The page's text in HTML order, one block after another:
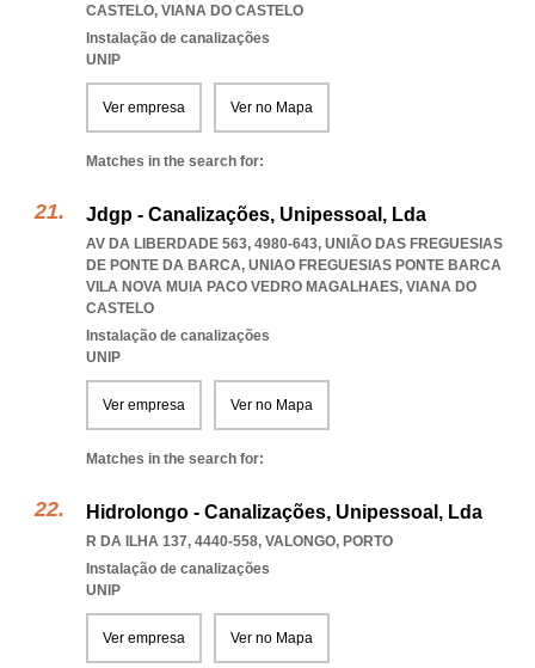
CASTELO, VIANA DO CASTELO
Instalação de canalizações
UNIP
Ver empresa Ver no Mapa
Matches in the search for:
Jdgp - Canalizações, Unipessoal, Lda
AV DA LIBERDADE 563, 4980-643, UNIÃO DAS FREGUESIAS
DE PONTE DA BARCA, UNIAO FREGUESIAS PONTE BARCA
VILA NOVA MUIA PACO VEDRO MAGALHAES, VIANA DO
CASTELO
Instalação de canalizações
UNIP
Ver empresa Ver no Mapa
Matches in the search for:
Hidrolongo - Canalizações, Unipessoal, Lda
R DA ILHA 137, 4440-558, VALONGO, PORTO
Instalação de canalizações
UNIP
Ver empresa Ver no Mapa